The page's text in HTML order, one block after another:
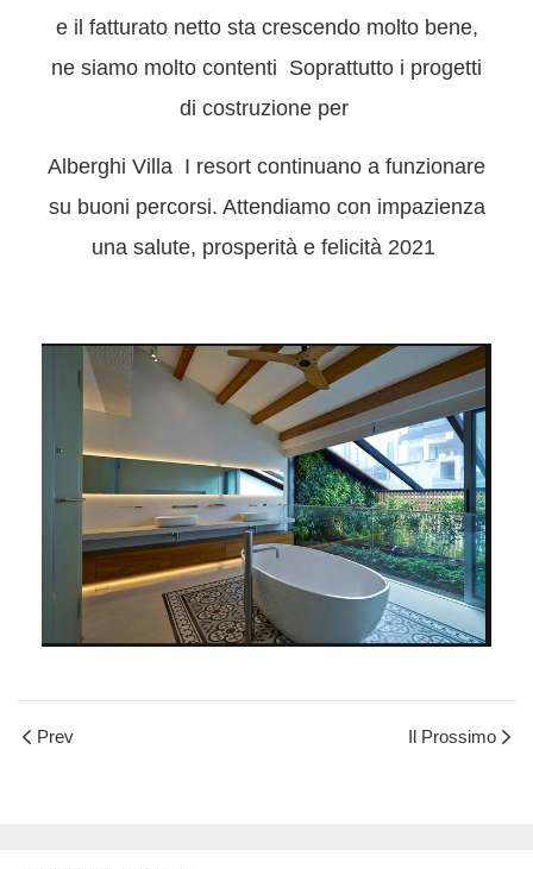
e il fatturato netto sta crescendo molto bene,
ne siamo molto contenti Soprattutto i progetti
di costruzione per
Alberghi Villa I resort continuano a funzionare
su buoni percorsi. Attendiamo con impazienza
una salute, prosperità e felicità 2021
Prev Il Prossimo